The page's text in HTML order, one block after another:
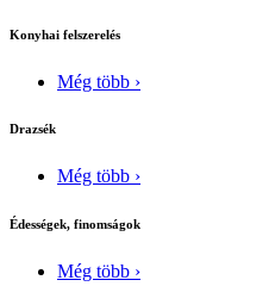
Konyhai felszerelés
Még több ›
Drazsék
Még több ›
Édességek, finomságok
Még több ›